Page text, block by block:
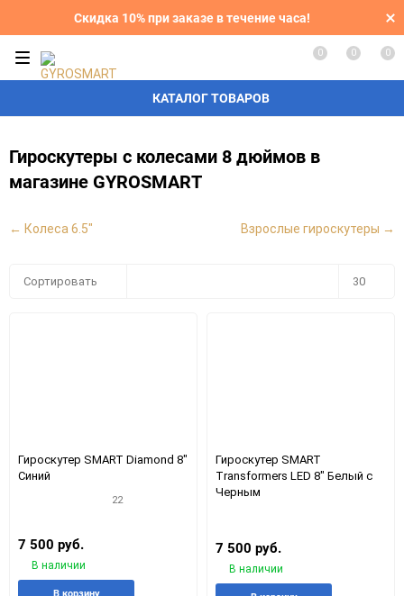
Скидка 10% при заказе в течение часа!
КАТАЛОГ ТОВАРОВ
0 0 0
Гироскутеры с колесами 8 дюймов в
магазине GYROSMART
Взрослые гироскутеры →
← Колеса 6.5"
Сортировать 30
Гироскутер SMART Diamond 8"
Синий
22
7 500 руб.
В наличии
В корзину
Гироскутер SMART
Transformers LED 8" Белый с
Черным
7 500 руб.
В наличии